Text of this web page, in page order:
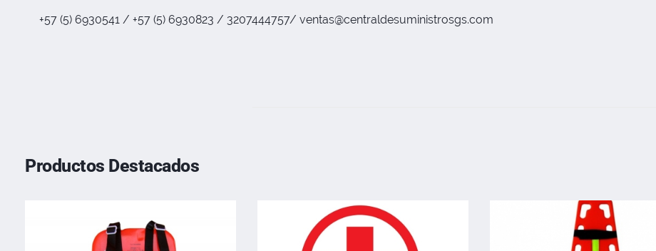
+57 (5) 6930541 / +57 (5) 6930823 / 3207444757/ ventas@centraldesuministrosgs.com
Productos Destacados